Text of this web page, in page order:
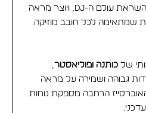
אוזניות ואלמנטים גרפיים בהשראת עולם ה-DJ, ויוצר מראה
שמתאימה לכל חובב מוזיקה.
של כותנה ופוליאסטר,
גבוהה ושמירה על מראה
הרחבה מספקת נוחות